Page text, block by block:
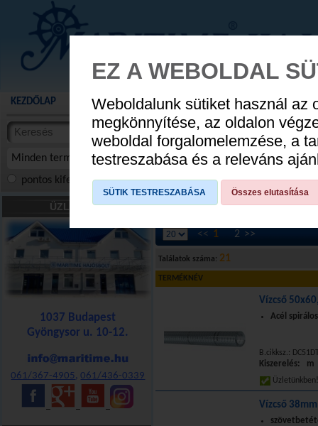
AUGUSZTUS
KEZDŐLAP AKCIÓS TERMÉKEK WEBÁRUHÁZ HÍREK
Minden termék
termékekben
cikkekben
pontos kifejezés összes szóra szóra, szótöredék
ÜZLETÜNK
1037 Budapest
Gyöngysor u. 10-12.
061/367-4905,061/436-0339
Vízrendszer»Vízcső
<< 1 2 >>
Találatok száma: 21
TERMÉKNÉV
Vízcső
Acél
B.cikksz.:
Kiszerelés: m
Vízcső
EZ A WEBOLDAL
Weboldalunk sütiket használ az
megkönnyítése, az oldalon
weboldal forgalomelemzése, a
testreszabása és a releváns
SÜTIK TESTRESZABÁSA Összes elutasítása